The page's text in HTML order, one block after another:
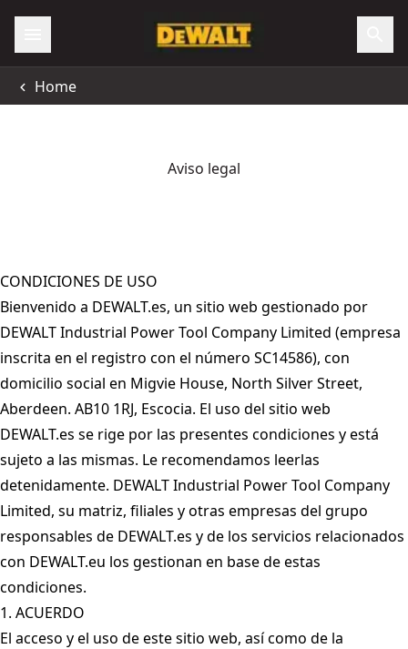
Home
Aviso legal
CONDICIONES DE USO
Bienvenido a DEWALT.es, un sitio web gestionado por
DEWALT Industrial Power Tool Company Limited (empresa
inscrita en el registro con el número SC14586), con
domicilio social en Migvie House, North Silver Street,
Aberdeen. AB10 1RJ, Escocia. El uso del sitio web
DEWALT.es se rige por las presentes condiciones y está
sujeto a las mismas. Le recomendamos leerlas
detenidamente. DEWALT Industrial Power Tool Company
Limited, su matriz, filiales y otras empresas del grupo
responsables de DEWALT.es y de los servicios relacionados
con DEWALT.eu los gestionan en base de estas
condiciones.
1. ACUERDO
El acceso y el uso de este sitio web, así como de la